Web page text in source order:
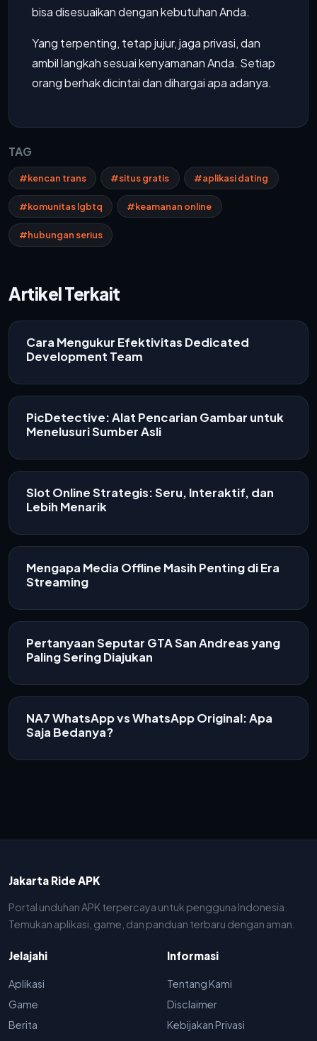
bisa disesuaikan dengan kebutuhan Anda.
Yang terpenting, tetap jujur, jaga privasi, dan
ambil langkah sesuai kenyamanan Anda. Setiap
orang berhak dicintai dan dihargai apa adanya.
TAG
#kencan trans #situs gratis #aplikasi dating
#komunitas lgbtq #keamanan online
#hubungan serius
Artikel Terkait
Cara Mengukur Efektivitas Dedicated
Development Team
PicDetective: Alat Pencarian Gambar untuk
Menelusuri Sumber Asli
Slot Online Strategis: Seru, Interaktif, dan
Lebih Menarik
Mengapa Media Offline Masih Penting di Era
Streaming
Pertanyaan Seputar GTA San Andreas yang
Paling Sering Diajukan
NA7 WhatsApp vs WhatsApp Original: Apa
Saja Bedanya?
Jakarta Ride APK
Portal unduhan APK terpercaya untuk pengguna Indonesia.
Temukan aplikasi, game, dan panduan terbaru dengan aman.
Jelajahi
Aplikasi
Game
Berita
Informasi
Tentang Kami
Disclaimer
Kebijakan Privasi